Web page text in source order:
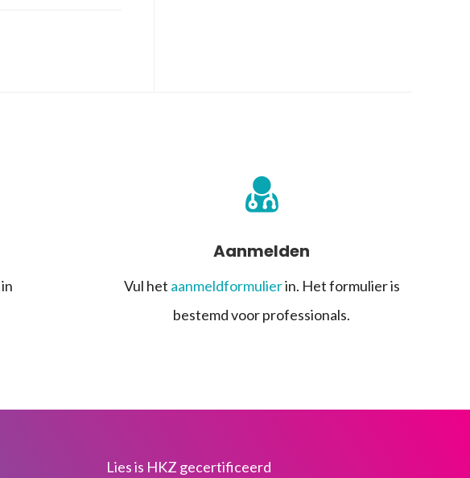
in
Aanmelden
Vul het aanmeldformulierin. Het formulier is
bestemd voor professionals.
Lies is HKZ gecertificeerd